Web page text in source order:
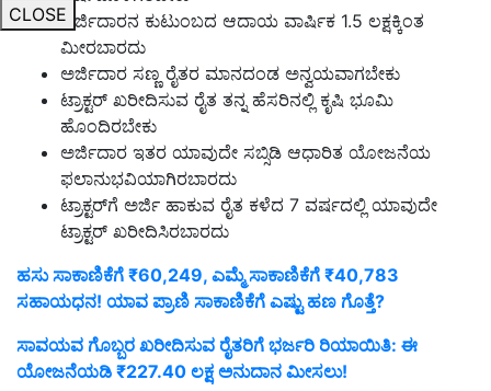
CLOSEಅರ್ಜಿದಾರನ ಕುಟುಂಬದ ಆದಾಯ ವಾರ್ಷಿಕ 1.5 ಲಕ್ಷಕ್ಕಿಂತ
ಮೀರಬಾರದು
ಅರ್ಜಿದಾರ ಸಣ್ಣ ರೈತರ ಮಾನದಂಡ ಅನ್ವಯವಾಗಬೇಕು
ಟ್ರಾಕ್ಟರ್ ಖರೀದಿಸುವ ರೈತ ತನ್ನ ಹೆಸರಿನಲ್ಲಿ ಕೃಷಿ ಭೂಮಿ
ಹೊಂದಿರಬೇಕು
ಅರ್ಜಿದಾರ ಇತರ ಯಾವುದೇ ಸಬ್ಸಿಡಿ ಆಧಾರಿತ ಯೋಜನೆಯ
ಫಲಾನುಭವಿಯಾಗಿರಬಾರದು
ಟ್ರಾಕ್ಟರ್‌ಗೆ ಅರ್ಜಿ ಹಾಕುವ ರೈತ ಕಳೆದ 7 ವರ್ಷದಲ್ಲಿ ಯಾವುದೇ
ಟ್ರಾಕ್ಟರ್ ಖರೀದಿಸಿರಬಾರದು
ಹಸು ಸಾಕಾಣಿಕೆಗೆ ₹60,249, ಎಮ್ಮೆ ಸಾಕಾಣಿಕೆಗೆ ₹40,783
ಸಹಾಯಧನ! ಯಾವ ಪ್ರಾಣಿ ಸಾಕಾಣಿಕೆಗೆ ಎಷ್ಟು ಹಣ ಗೊತ್ತೆ?
ಸಾವಯವ ಗೊಬ್ಬರ ಖರೀದಿಸುವ ರೈತರಿಗೆ ಭರ್ಜರಿ ರಿಯಾಯಿತಿ: ಈ
ಯೋಜನೆಯಡಿ ₹227.40 ಲಕ್ಷ ಅನುದಾನ ಮೀಸಲು!